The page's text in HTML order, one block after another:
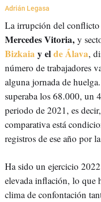
METAL FVEM
Adrián Legasa
La irrupción del conflicto
Mercedes Vitoria, y
Bizkaia y elde Álava,
número de trabajadores
alguna jornada de
superaba los 68.000, un
periodo de 2021, es
comparativa está
registros de ese año por
Ha sido un ejercicio
elevada inflación, lo que
clima de confontación